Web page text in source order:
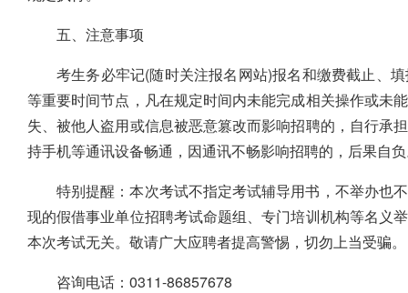
五、注意事项
考生务必牢记(随时关注报名网站)报名和缴费截止、
等重要时间节点，凡在规定时间内未能完成相关操作或未
失、被他人盗用或信息被恶意篡改而影响招聘的，自行承
持手机等通讯设备畅通，因通讯不畅影响招聘的，后果自
特别提醒：本次考试不指定考试辅导用书，不举办也
现的假借事业单位招聘考试命题组、专门培训机构等名义
本次考试无关。敬请广大应聘者提高警惕，切勿上当受骗。
咨询电话：0311-86857678